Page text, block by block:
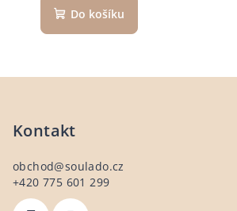
Do košíku
Kontakt
obchod@soulado.cz
+420 775 601 299